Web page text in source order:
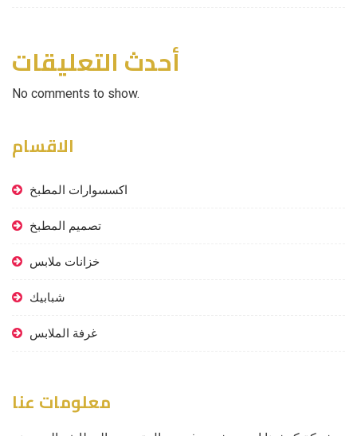
أحدث التعليقات
No comments to show.
الاقسام
اكسسوارات المطبخ
تصميم المطبخ
خزانات ملابس
شبابيك
غرفة الملابس
معلومات عنا